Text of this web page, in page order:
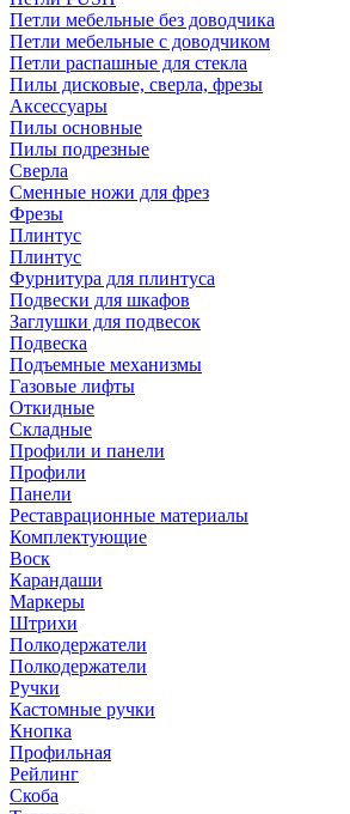
Петли мебельные без доводчика
Петли мебельные с доводчиком
Петли распашные для стекла
Пилы дисковые, сверла, фрезы
Аксессуары
Пилы основные
Пилы подрезные
Сверла
Сменные ножи для фрез
Фрезы
Плинтус
Плинтус
Фурнитура для плинтуса
Подвески для шкафов
Заглушки для подвесок
Подвеска
Подъемные механизмы
Газовые лифты
Откидные
Складные
Профили и панели
Профили
Панели
Реставрационные материалы
Комплектующие
Воск
Карандаши
Маркеры
Штрихи
Полкодержатели
Полкодержатели
Ручки
Кастомные ручки
Кнопка
Профильная
Рейлинг
Скоба